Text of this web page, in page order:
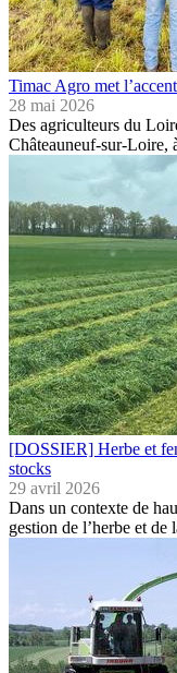
Timac Agro met
28 mai 2026
Des agriculteurs du
Châteauneuf-sur-Loire,
[DOSSIER] Herbe et
stocks
29 avril 2026
Dans un contexte de
gestion de l’herbe et